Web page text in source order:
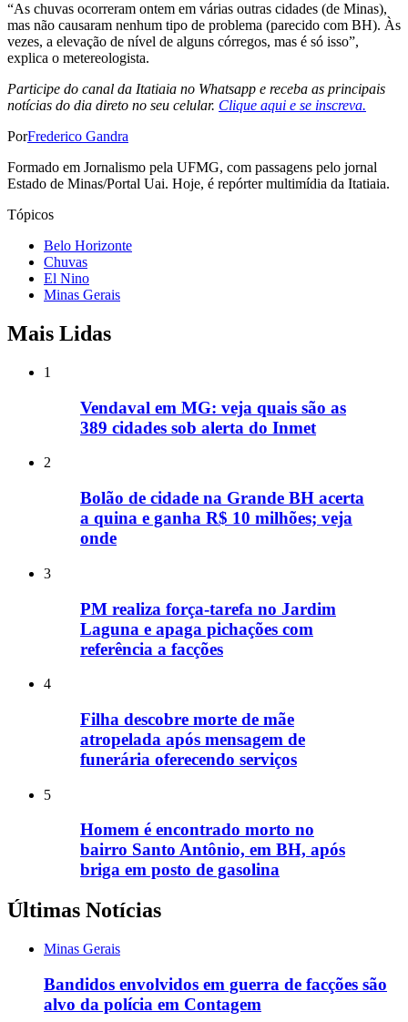
“As chuvas ocorreram ontem em várias outras cidades (de Minas),
mas não causaram nenhum tipo de problema (parecido com BH). Às
vezes, a elevação de nível de alguns córregos, mas é só isso”,
explica o metereologista.
Participe do canal da Itatiaia no Whatsapp e receba as principais
notícias do dia direto no seu celular. Clique aqui e se inscreva.
PorFrederico Gandra
Formado em Jornalismo pela UFMG, com passagens pelo jornal
Estado de Minas/Portal Uai. Hoje, é repórter multimídia da Itatiaia.
Tópicos
Belo Horizonte
Chuvas
El Nino
Minas Gerais
Mais Lidas
1
Vendaval em MG: veja quais são as
389 cidades sob alerta do Inmet
2
Bolão de cidade na Grande BH acerta
a quina e ganha R$ 10 milhões; veja
onde
3
PM realiza força-tarefa no Jardim
Laguna e apaga pichações com
referência a facções
4
Filha descobre morte de mãe
atropelada após mensagem de
funerária oferecendo serviços
5
Homem é encontrado morto no
bairro Santo Antônio, em BH, após
briga em posto de gasolina
Últimas Notícias
Minas Gerais
Bandidos envolvidos em guerra de facções são
alvo da polícia em Contagem